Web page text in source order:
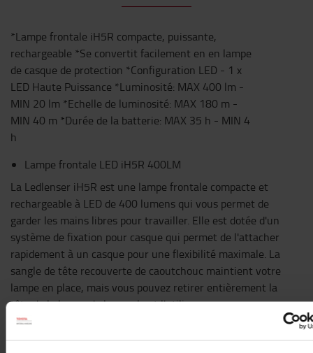
*Lampe frontale iH5R compacte, puissante,
rechargeable *Se convertit facilement en en lampe
de casque de protection *Configuration LED - 1 x
LED Haute Puissance *Luminosité: MAX 400 lm -
MIN 20 lm *Echelle de luminosité: MAX 180 m -
MIN 40 m *Durée de la batterie: MAX 35 h - MIN 4
h
Lampe frontale LED iH5R 400LM
La Ledlenser iH5R est une lampe frontale compacte et
rechargeable à LED de 400 lumens qui vous permet de
garder les mains libres pour travailler. Elle est dotée d'un
système de fixation pour casque qui permet de l'attacher
rapidement à un casque pour une flexibilité maximale. La
sangle de tête recouverte de caoutchouc maintient votre
lampe en place, mais vous pouvez retirer entièrement la
tête de la lampe de la sangle et l'utiliser comme une
lampe à main avec un clip. Le système de mise au point